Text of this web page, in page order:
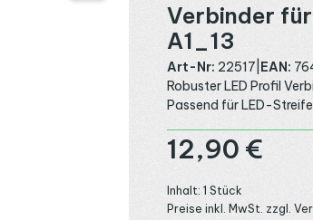
Verbinder
A1_13
Art-Nr: 22517 EAN:
Robuster LED Profil
Passend für LED-
Regulärer Preis:
12,90 €
Inhalt: 1 Stück
Preise inkl. MwSt. zzgl.